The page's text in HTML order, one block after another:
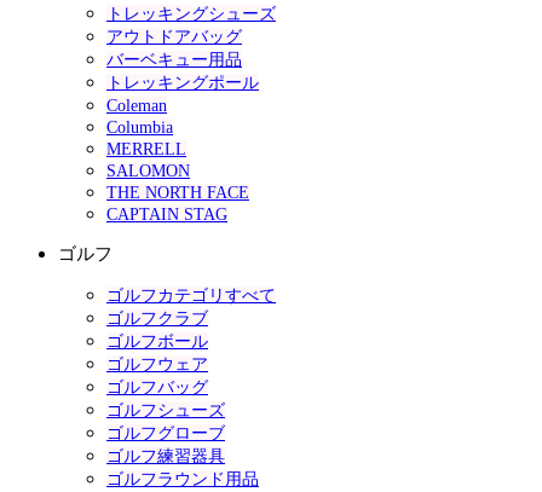
トレッキングシューズ
アウトドアバッグ
バーベキュー用品
トレッキングポール
Coleman
Columbia
MERRELL
SALOMON
THE NORTH FACE
CAPTAIN STAG
ゴルフ
ゴルフカテゴリすべて
ゴルフクラブ
ゴルフボール
ゴルフウェア
ゴルフバッグ
ゴルフシューズ
ゴルフグローブ
ゴルフ練習器具
ゴルフラウンド用品